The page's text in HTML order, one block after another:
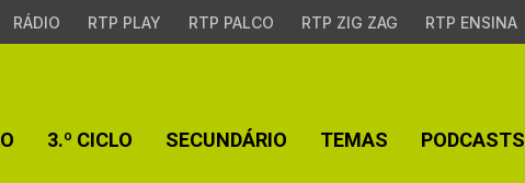
RÁDIO RTP PLAY RTP PALCO RTP ZIG ZAG RTP ENSINA
3.º CICLO SECUNDÁRIO TEMAS PODCASTS